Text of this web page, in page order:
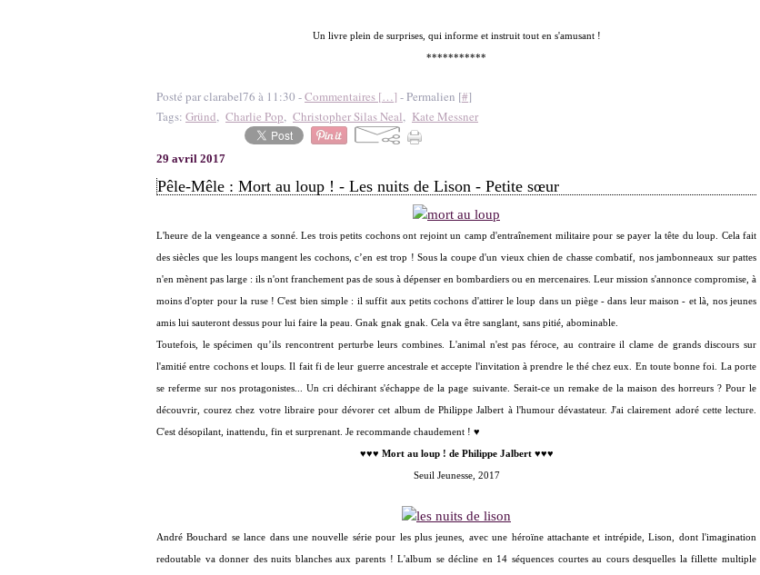
Un livre plein de surprises, qui informe et instruit tout en s'amusant !
***********
Posté par clarabel76 à 11:30 -Commentaires […] - Permalien [#]
Tags: Gründ, Charlie Pop, Christopher Silas Neal, Kate Messner
29 avril 2017
Pêle-Mêle : Mort au loup ! - Les nuits de Lison - Petite sœur
L'heure de la vengeance a sonné. Les trois petits cochons ont rejoint un camp d'entraînement militaire pour se payer la tête du loup. Cela fait
des siècles que les loups mangent les cochons, c’en est trop ! Sous la coupe d'un vieux chien de chasse combatif, nos jambonneaux sur pattes
n'en mènent pas large : ils n'ont franchement pas de sous à dépenser en bombardiers ou en mercenaires. Leur mission s'annonce compromise, à
moins d'opter pour la ruse ! C'est bien simple : il suffit aux petits cochons d'attirer le loup dans un piège - dans leur maison - et là, nos jeunes
amis lui sauteront dessus pour lui faire la peau. Gnak gnak gnak. Cela va être sanglant, sans pitié, abominable.
Toutefois, le spécimen qu’ils rencontrent perturbe leurs combines. L'animal n'est pas féroce, au contraire il clame de grands discours sur
l'amitié entre cochons et loups. Il fait fi de leur guerre ancestrale et accepte l'invitation à prendre le thé chez eux. En toute bonne foi. La porte
se referme sur nos protagonistes... Un cri déchirant s'échappe de la page suivante. Serait-ce un remake de la maison des horreurs ? Pour le
découvrir, courez chez votre libraire pour dévorer cet album de Philippe Jalbert à l'humour dévastateur. J'ai clairement adoré cette lecture.
C'est désopilant, inattendu, fin et surprenant. Je recommande chaudement ! ♥
♥♥♥ Mort au loup ! de Philippe Jalbert♥♥♥
Seuil Jeunesse, 2017
André Bouchard se lance dans une nouvelle série pour les plus jeunes, avec une héroïne attachante et intrépide, Lison, dont l'imagination
redoutable va donner des nuits blanches aux parents ! L'album se décline en 14 séquences courtes au cours desquelles la fillette multiple